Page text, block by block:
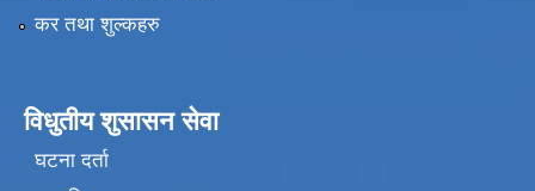
कर तथा शुल्कहरु
विधुतीय शुसासन सेवा
घटना दर्ता